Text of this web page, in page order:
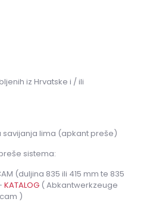
iz Hrvatske i / ili
savijanja lima (apkant preše)
sistema:
(duljina 835 ili 415 mm te 835
KATALOG ( Abkantwerkzeuge
)